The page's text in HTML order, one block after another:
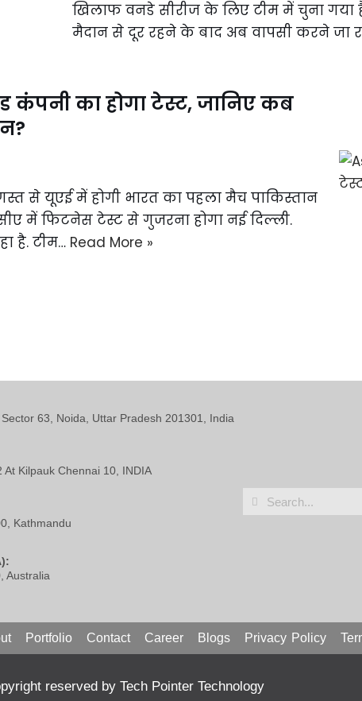
खिलाफ वनडे सीरीज के लिए टीम में चुना गया
मैदान से दूर रहने के बाद अब वापसी करने जा
कंपनी का होगा टेस्ट, जानिए कब
से यूएई में होगी भारत का पहला मैच पाकिस्तान
में फिटनेस टेस्ट से गुजरना होगा नई दिल्ली.
है. टीम… Read More »
63, Noida, Uttar Pradesh 201301, India
Kilpauk Chennai 10, INDIA
Kathmandu
Australia
Portfolio Contact Career Blogs Privacy Policy
reserved by Tech Pointer Technology